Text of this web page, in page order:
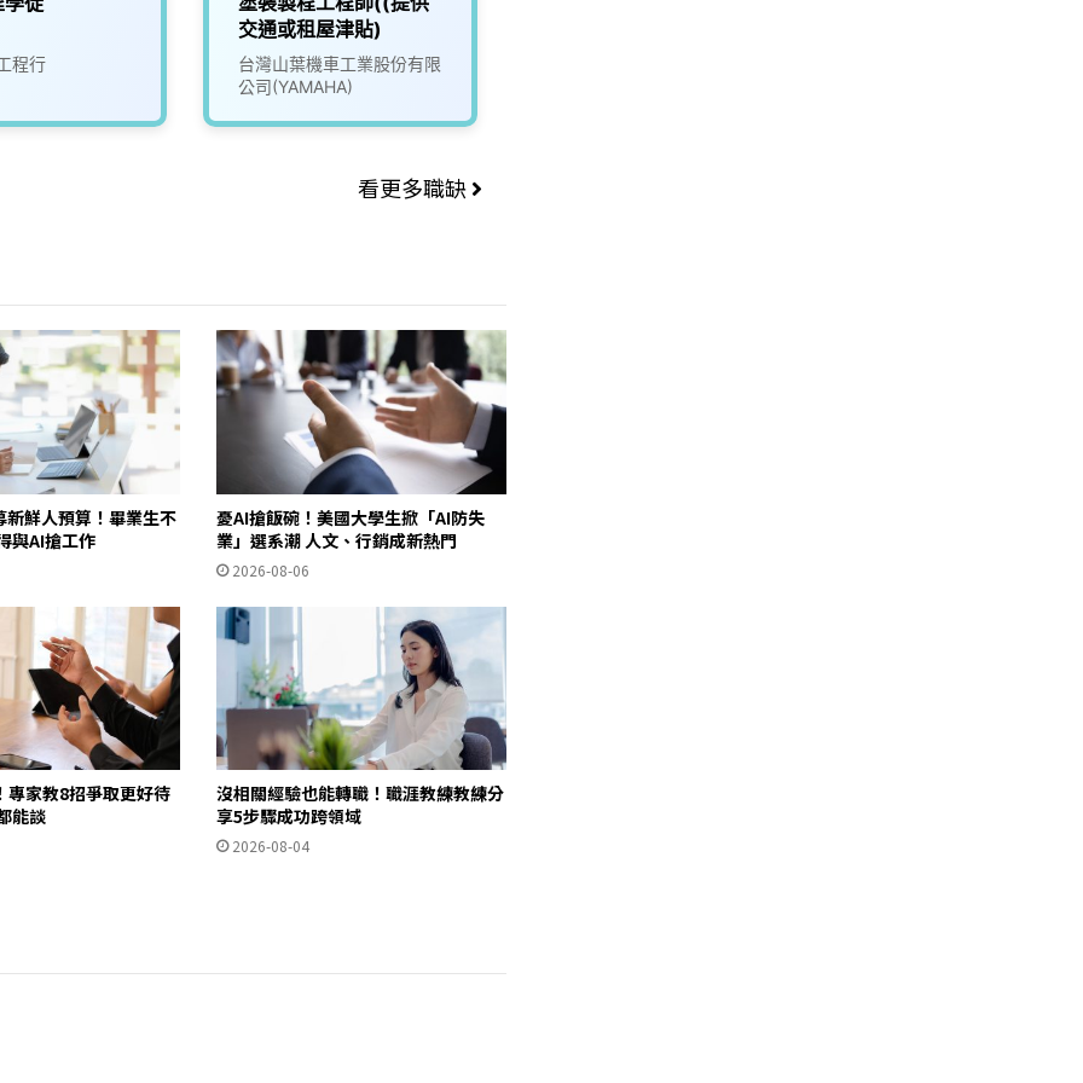
程行
交通或租屋津貼)
台灣山葉機車工業股份有限
公司(YAMAHA)
看更多職缺
新鮮人預算！畢業生不
與AI搶工作
憂AI搶飯碗！美國大學生掀「AI防失
業」選系潮 人文、行銷成新熱門
2026-08-06
專家教8招爭取更好待
能談
沒相關經驗也能轉職！職涯教練教練分
享5步驟成功跨領域
2026-08-04